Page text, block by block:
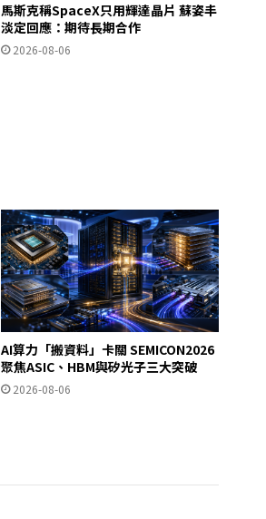
馬斯克稱SpaceX只用輝達晶片 蘇姿丰
淡定回應：期待長期合作
2026-08-06
AI算力「搬資料」卡關 SEMICON2026
聚焦ASIC、HBM與矽光子三大突破
2026-08-06